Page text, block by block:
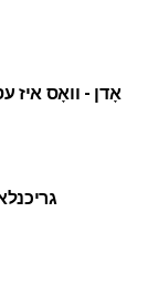
אָדן - וואָס